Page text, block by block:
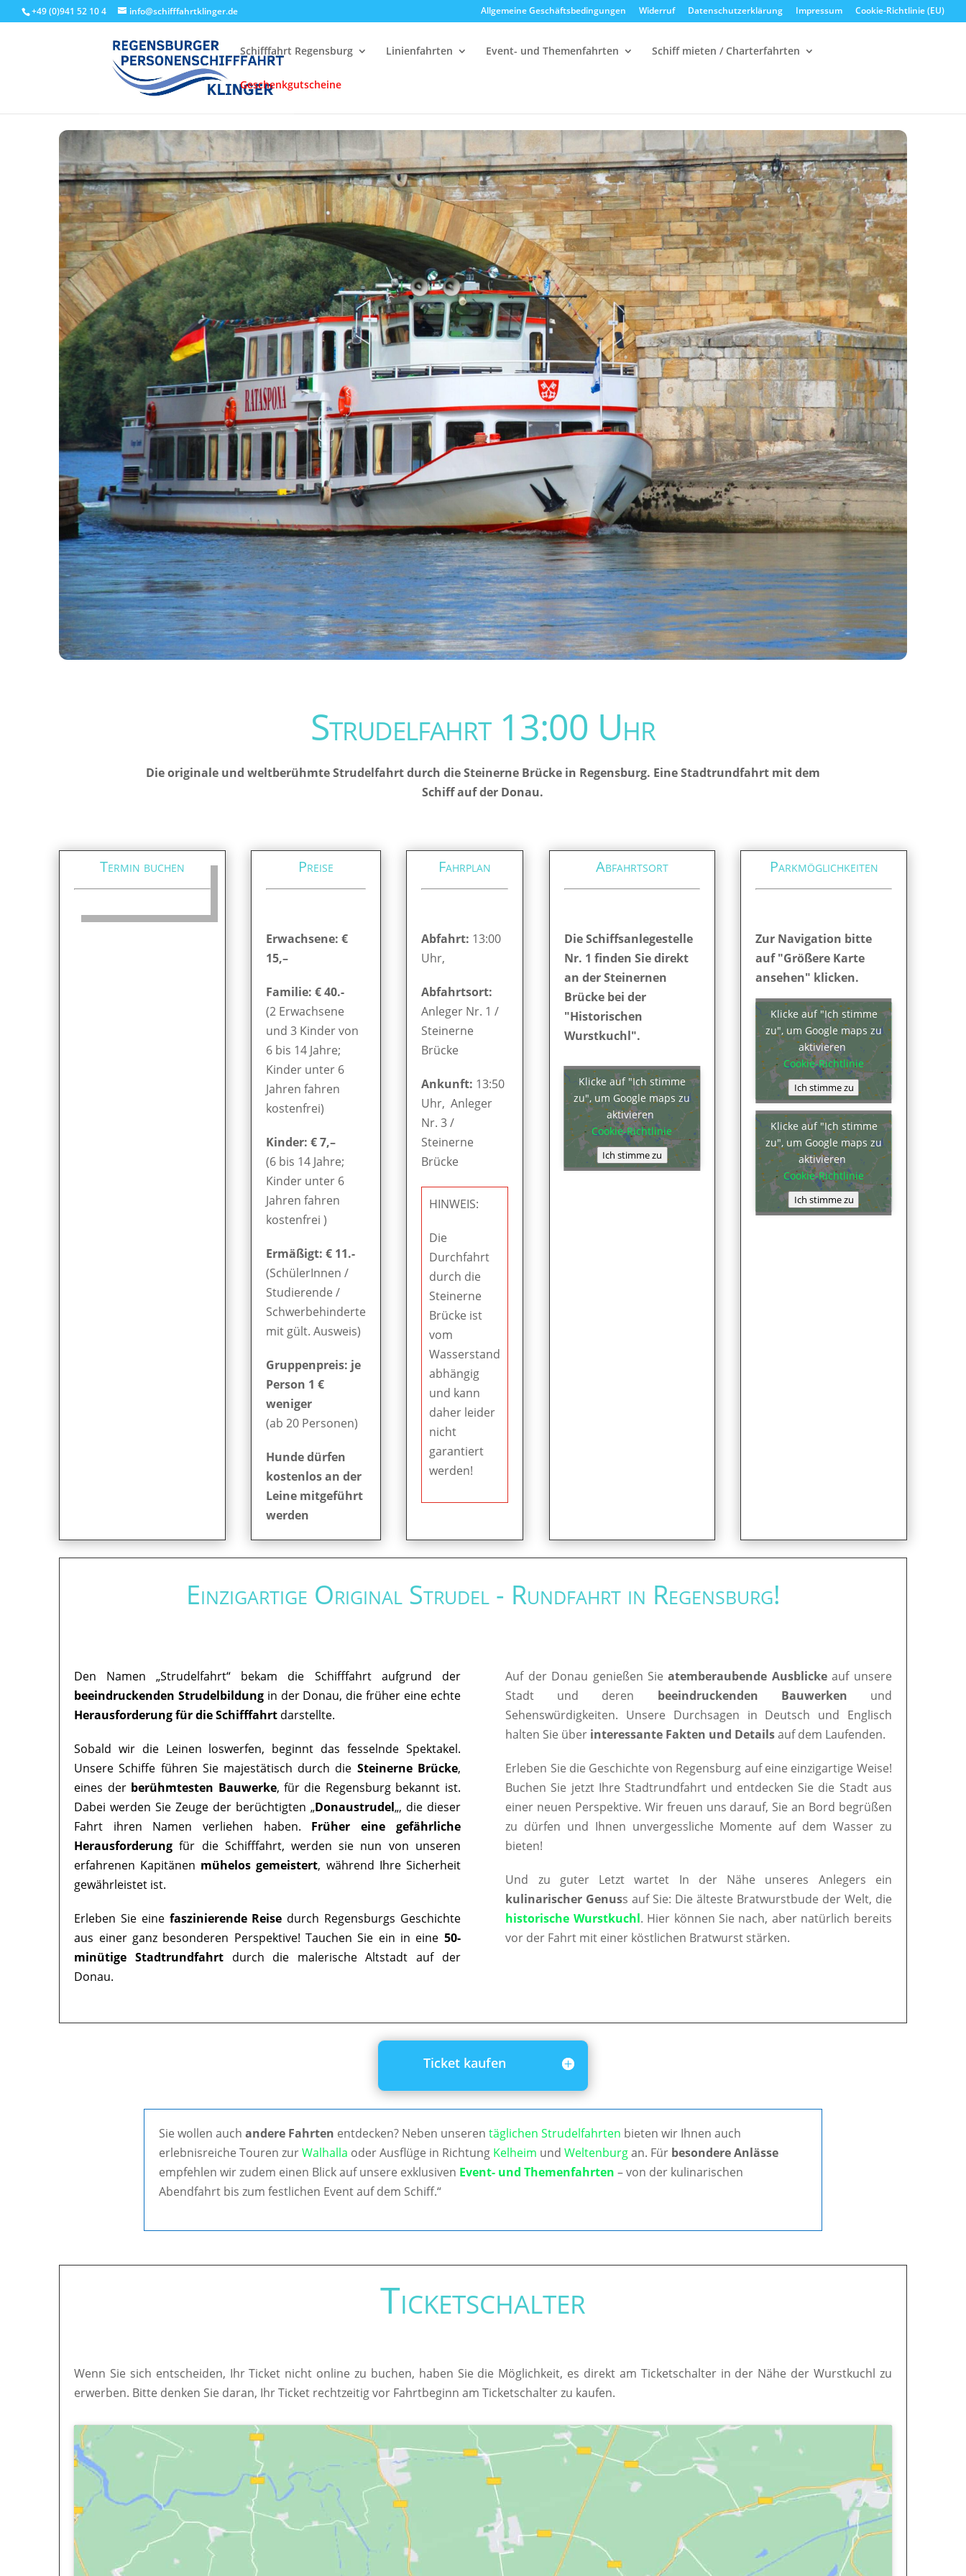
+49 (0)941 52 10 4 info@schifffahrtklinger.de Allgemeine Geschäftsbedingungen Widerruf Datenschutzerklärung Impressum Cookie-Richtlinie (EU)
Schifffahrt Regensburg Linienfahrten Event- und Themenfahrten Schiff mieten / Charterfahrten
Geschenkgutscheine
Events - Schifffahrt Regensburg Linienfahrten
Strudelfahrt 13:00 Uhr
Die originale und weltberühmte Strudelfahrt durch die Steinerne Brücke in Regensburg. Eine Stadtrundfahrt mit dem
Schiff auf der Donau.
Termin buchen Preise
Erwachsene: €
15,–
Familie: € 40.-
(2 Erwachsene
und 3 Kinder von
6 bis 14 Jahre;
Kinder unter 6
Jahren fahren
kostenfrei)
Kinder: € 7,–
(6 bis 14 Jahre;
Kinder unter 6
Jahren fahren
kostenfrei )
Ermäßigt: € 11.-
(SchülerInnen /
Studierende /
Schwerbehinderte
mit gült. Ausweis)
Gruppenpreis: je
Person 1 €
weniger
(ab 20 Personen)
Hunde dürfen
kostenlos an der
Leine mitgeführt
werden
Fahrplan
Abfahrt: 13:00
Uhr,
Abfahrtsort:
Anleger Nr. 1 /
Steinerne
Brücke
Ankunft: 13:50
Uhr, Anleger
Nr. 3 /
Steinerne
Brücke
HINWEIS:
Die
Durchfahrt
durch die
Steinerne
Brücke ist
vom
Wasserstand
abhängig
und kann
daher leider
nicht
garantiert
werden!
Abfahrtsort
Die Schiffsanlegestelle
Nr. 1 finden Sie direkt
an der Steinernen
Brücke bei der
"Historischen
Wurstkuchl".
Klicke auf "Ich stimme
zu", um Google maps zu
aktivieren
Cookie-Richtlinie
Ich stimme zu
Parkmöglichkeiten
Zur Navigation bitte
auf "Größere Karte
ansehen" klicken.
Klicke auf "Ich stimme
zu", um Google maps zu
aktivieren
Cookie-Richtlinie
Ich stimme zu
Klicke auf "Ich stimme
zu", um Google maps zu
aktivieren
Cookie-Richtlinie
Ich stimme zu
Einzigartige Original Strudel - Rundfahrt in Regensburg!
Den Namen „Strudelfahrt“ bekam die Schifffahrt aufgrund der
beeindruckenden Strudelbildung in der Donau, die früher eine echte
Herausforderung für die Schifffahrt darstellte.
Sobald wir die Leinen loswerfen, beginnt das fesselnde Spektakel.
Unsere Schiffe führen Sie majestätisch durch die Steinerne Brücke,
eines der berühmtesten Bauwerke, für die Regensburg bekannt ist.
Dabei werden Sie Zeuge der berüchtigten „Donaustrudel„, die dieser
Fahrt ihren Namen verliehen haben. Früher eine gefährliche
Herausforderung für die Schifffahrt, werden sie nun von unseren
erfahrenen Kapitänen mühelos gemeistert, während Ihre Sicherheit
gewährleistet ist.
Erleben Sie eine faszinierende Reise durch Regensburgs Geschichte
aus einer ganz besonderen Perspektive! Tauchen Sie ein in eine 50-
minütige Stadtrundfahrtdurch die malerische Altstadt auf der
Donau.
Auf der Donau genießen Sieatemberaubende Ausblickeauf unsere
Stadt und deren beeindruckenden Bauwerken und
Sehenswürdigkeiten. Unsere Durchsagen in Deutsch und Englisch
halten Sie über interessante Fakten und Detailsauf dem Laufenden.
Erleben Sie die Geschichte von Regensburg auf eine einzigartige Weise!
Buchen Sie jetzt Ihre Stadtrundfahrt und entdecken Sie die Stadt aus
einer neuen Perspektive. Wir freuen uns darauf, Sie an Bord begrüßen
zu dürfen und Ihnen unvergessliche Momente auf dem Wasser zu
bieten!
Und zu guter Letzt wartet In der Nähe unseres Anlegers ein
kulinarischer Genuss auf Sie: Die älteste Bratwurstbude der Welt, die
historische Wurstkuchl. Hier können Sie nach, aber natürlich bereits
vor der Fahrt mit einer köstlichen Bratwurst stärken.
Ticket kaufen
Sie wollen auchandere Fahrten entdecken? Neben unserentäglichen Strudelfahrten bieten wir Ihnen auch
erlebnisreiche Touren zurWalhalla oder Ausflüge in Richtung Kelheim undWeltenburgan. Für besondere Anlässe
empfehlen wir zudem einen Blick auf unsere exklusiven Event- und Themenfahrten – von der kulinarischen
Abendfahrt bis zum festlichen Event auf dem Schiff.“
Ticketschalter
Wenn Sie sich entscheiden, Ihr Ticket nicht online zu buchen, haben Sie die Möglichkeit, es direkt am Ticketschalter in der Nähe der Wurstkuchl zu
erwerben. Bitte denken Sie daran, Ihr Ticket rechtzeitig vor Fahrtbeginn am Ticketschalter zu kaufen.